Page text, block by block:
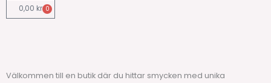
0,00 kr 0
Varukorg
Välkommen till en butik där du hittar smycken med unika